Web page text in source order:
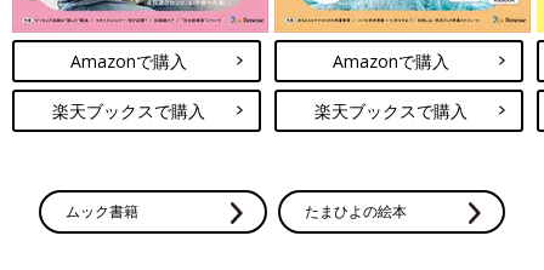
Amazonで購入
楽天ブックスで購入
Amazonで購入
楽天ブックスで購入
ムック書籍 たまひよの絵本